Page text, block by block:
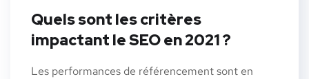
Quels sont les critères
impactant le SEO en 2021 ?
Les performances de référencement sont en